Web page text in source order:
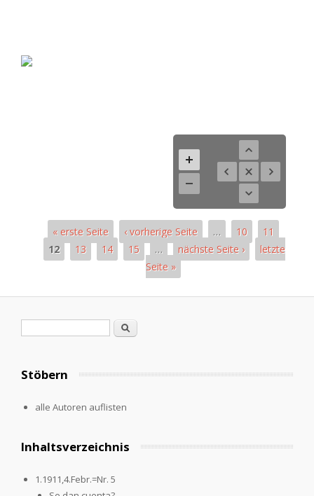
« erste Seite ‹ vorherige Seite … 10
11
12
13 14 15 … nächste Seite ›
letzte
Seite »
Search
Stöbern
alle Autoren auflisten
Inhaltsverzeichnis
1.1911,4.Febr.=Nr. 5